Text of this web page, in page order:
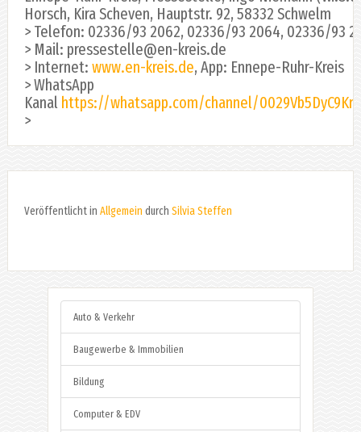
Horsch, Kira Scheven, Hauptstr. 92, 58332 Schwelm
> Telefon: 02336/93 2062, 02336/93 2064, 02336/93
> Mail: pressestelle@en-kreis.de
> Internet: www.en-kreis.de, App: Ennepe-Ruhr-Kreis
> WhatsApp
Kanal https://whatsapp.com/channel/
>
Veröffentlicht in Allgemein durch Silvia Steffen
Auto & Verkehr
Baugewerbe & Immobilien
Bildung
Computer & EDV